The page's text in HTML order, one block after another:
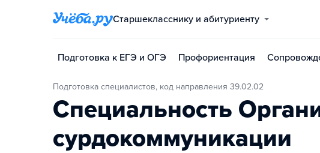
Старшекласснику и абитуриенту
Подготовка к ЕГЭ и ОГЭ Профориентация
Подготовка специалистов, код направления 39.02.02
Специальность
сурдокоммуникации